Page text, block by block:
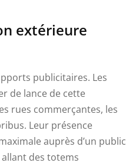
extérieure
publicitaires. Les
de lance de cette
rues commerçantes, les
Leur présence
auprès d’un public
des totems